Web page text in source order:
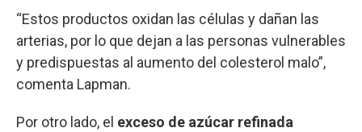
“Estos productos oxidan las células y dañan las
arterias, por lo que dejan a las personas vulnerables
y predispuestas al aumento del colesterol malo”,
comenta Lapman.
Por otro lado, el exceso de azúcar refinada